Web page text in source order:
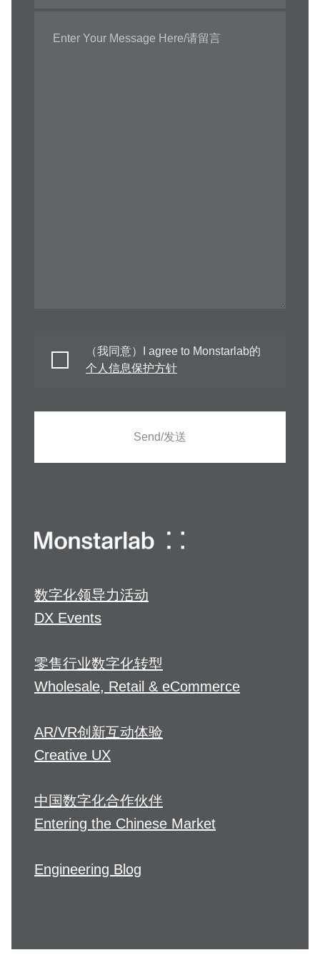
（我同意）I agree to Monstarlab的
个人信息保护方针
Send/发送
数字化领导力活动
DX Events
零售行业数字化转型
Wholesale, Retail & eCommerce
AR/VR创新互动体验
Creative UX
中国数字化合作伙伴
Entering the Chinese Market
Engineering Blog